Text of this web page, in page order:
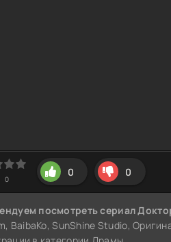
0
0 0
посмотреть сериал
BaibaKo, SunShine Studio,